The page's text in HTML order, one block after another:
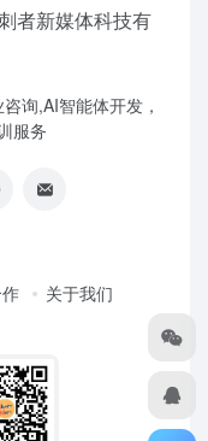
询,AI智能体开发，
服务
关于我们